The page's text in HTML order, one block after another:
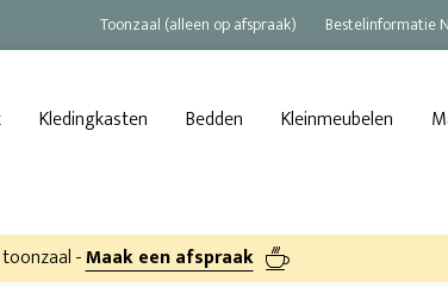
Toonzaal (alleen op afspraak) Bestelinformatie
Kledingkasten Bedden Kleinmeubelen
-Maak een afspraak